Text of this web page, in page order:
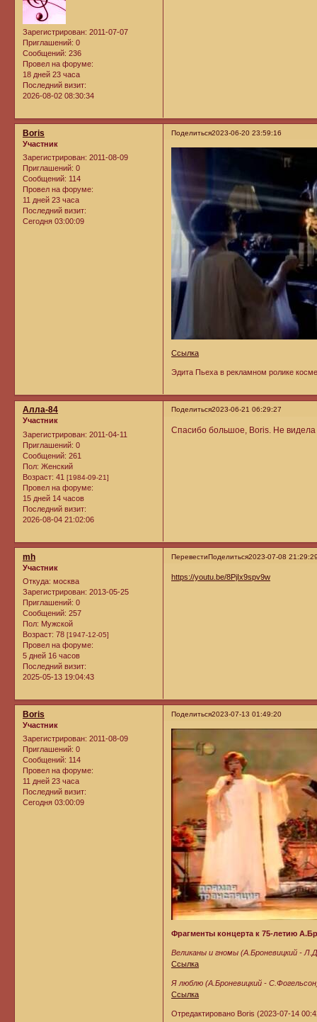
Зарегистрирован: 2011-07-07
Приглашений: 0
Сообщений: 236
Провел на форуме:
18 дней 23 часа
Последний визит:
2026-08-02 08:30:34
Поделиться2023-06-20 23:59:16
Boris
Участник
Зарегистрирован: 2011-08-09
Приглашений: 0
Сообщений: 114
Провел на форуме:
11 дней 23 часа
Последний визит:
Сегодня 03:00:09
Ссылка
Эдита Пьеха в рекламном ролике
Поделиться2023-06-21 06:29:27
Алла-84
Участник
Зарегистрирован: 2011-04-11
Приглашений: 0
Сообщений: 261
Пол: Женский
Возраст: 41 [1984-09-21]
Провел на форуме:
15 дней 14 часов
Последний визит:
2026-08-04 21:02:06
Спасибо большое, Boris. Не
ПеревестиПоделиться2023-07-08
mh
Участник
Откуда: москва
Зарегистрирован: 2013-05-25
Приглашений: 0
Сообщений: 257
Пол: Мужской
Возраст: 78 [1947-12-05]
Провел на форуме:
5 дней 16 часов
Последний визит:
2025-05-13 19:04:43
https://youtu.be/8PjIx9spv9w
Поделиться2023-07-13 01:49:20
Boris
Участник
Зарегистрирован: 2011-08-09
Приглашений: 0
Сообщений: 114
Провел на форуме:
11 дней 23 часа
Последний визит:
Сегодня 03:00:09
Фрагменты концерта к 75-летию
Великаны и гномы (А.Броневицкий -
Ссылка
Я люблю (А.Броневицкий -
Ссылка
Отредактировано Boris (2023-07-14